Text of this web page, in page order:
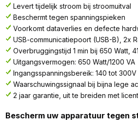
Levert tijdelijk stroom bij stroomuitval
Beschermt tegen spanningspieken
Voorkomt dataverlies en defecte
USB-communicatiepoort (USB-B), 2x
Overbruggingstijd 1 min bij 650 Watt,
Uitgangsvermogen: 650 Watt/1200 VA
Ingangsspanningsbereik: 140 tot 300V
Waarschuwingssignaal bij bijna lege
2 jaar garantie, uit te breiden met
Bescherm uw apparatuur tegen